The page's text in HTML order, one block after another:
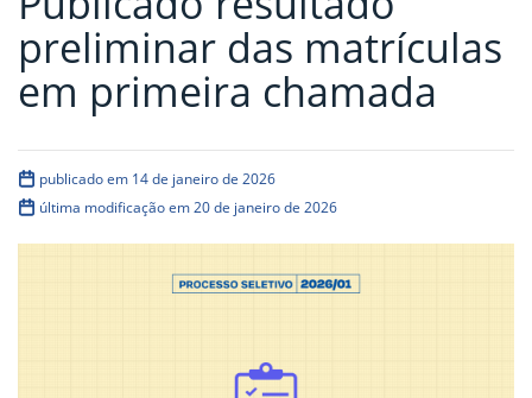
preliminar das matrículas
em primeira chamada
publicado em 14 de janeiro de 2026
última modificação em 20 de janeiro de 2026